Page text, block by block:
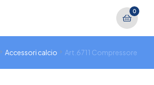
0
Accessori calcio Art.6711 Compressore